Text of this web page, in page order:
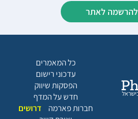
להרשמה לאתר
כל המאמרים
עדכוני רישום
הפסקות שיווק
חדש על המדף
חברות פארמה
דרושים